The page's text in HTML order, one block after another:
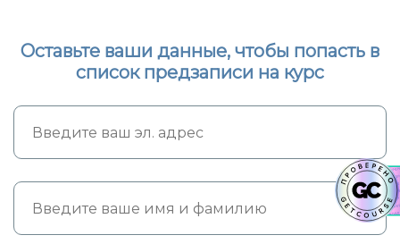
Оставьте ваши данные, чтобы попасть в
список предзаписи на курс